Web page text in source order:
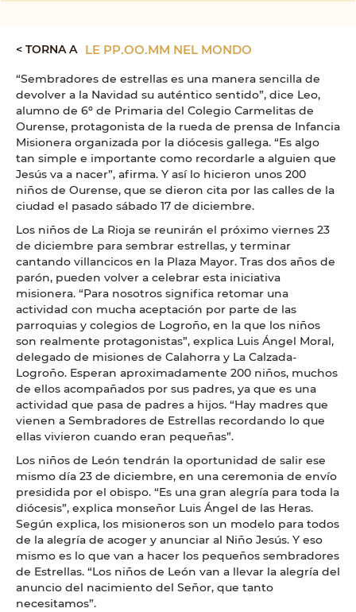
< TORNA A LE PP.OO.MM NEL MONDO
“Sembradores de estrellas es una manera sencilla de
devolver a la Navidad su auténtico sentido”, dice Leo,
alumno de 6º de Primaria del Colegio Carmelitas de
Ourense, protagonista de la rueda de prensa de Infancia
Misionera organizada por la diócesis gallega. “Es algo
tan simple e importante como recordarle a alguien que
Jesús va a nacer”, afirma. Y así lo hicieron unos 200
niños de Ourense, que se dieron cita por las calles de la
ciudad el pasado sábado 17 de diciembre.
Los niños de La Rioja se reunirán el próximo viernes 23
de diciembre para sembrar estrellas, y terminar
cantando villancicos en la Plaza Mayor. Tras dos años de
parón, pueden volver a celebrar esta iniciativa
misionera. “Para nosotros significa retomar una
actividad con mucha aceptación por parte de las
parroquias y colegios de Logroño, en la que los niños
son realmente protagonistas”, explica Luis Ángel Moral,
delegado de misiones de Calahorra y La Calzada-
Logroño. Esperan aproximadamente 200 niños, muchos
de ellos acompañados por sus padres, ya que es una
actividad que pasa de padres a hijos. “Hay madres que
vienen a Sembradores de Estrellas recordando lo que
ellas vivieron cuando eran pequeñas”.
Los niños de León tendrán la oportunidad de salir ese
mismo día 23 de diciembre, en una ceremonia de envío
presidida por el obispo. “Es una gran alegría para toda la
diócesis”, explica monseñor Luis Ángel de las Heras.
Según explica, los misioneros son un modelo para todos
de la alegría de acoger y anunciar al Niño Jesús. Y eso
mismo es lo que van a hacer los pequeños sembradores
de Estrellas. “Los niños de León van a llevar la alegría del
anuncio del nacimiento del Señor, que tanto
necesitamos”.